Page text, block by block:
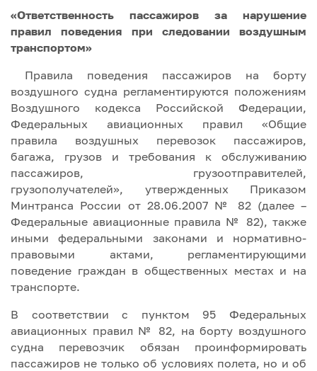
«Ответственность пассажиров за нарушение
правил поведения при следовании воздушным
транспортом»
Правила поведения пассажиров на борту
воздушного судна регламентируются положениям
Воздушного кодекса Российской Федерации,
Федеральных авиационных правил «Общие
правила воздушных перевозок пассажиров,
багажа, грузов и требования к обслуживанию
пассажиров, грузоотправителей,
грузополучателей», утвержденных Приказом
Минтранса России от 28.06.2007 № 82 (далее –
Федеральные авиационные правила № 82), также
иными федеральными законами и нормативно-
правовыми актами, регламентирующими
поведение граждан в общественных местах и на
транспорте.
В соответствии с пунктом 95 Федеральных
авиационных правил № 82, на борту воздушного
судна перевозчик обязан проинформировать
пассажиров не только об условиях полета, но и об